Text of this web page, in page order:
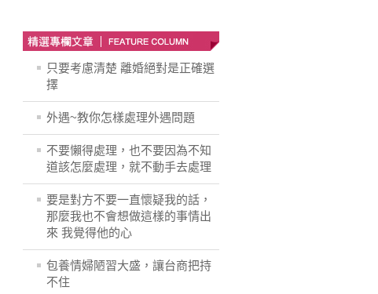
只要考慮清楚 離婚絕對是正確選
擇
外遇~教你怎樣處理外遇問題
不要懶得處理，也不要因為不知
道該怎麼處理，就不動手去處理
要是對方不要一直懷疑我的話，
那麼我也不會想做這樣的事情出
來 我覺得他的心
包養情婦陋習大盛，讓台商把持
不住